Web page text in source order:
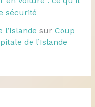
sécurité
l’Islande sur Coup
de l’Islande